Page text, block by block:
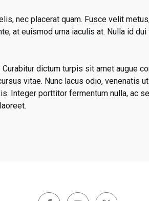
nec placerat quam. Fusce velit
at euismod urna iaculis at. Nulla id
dictum turpis sit amet augue
vitae. Nunc lacus odio, venenatis
Integer porttitor fermentum nulla, ac